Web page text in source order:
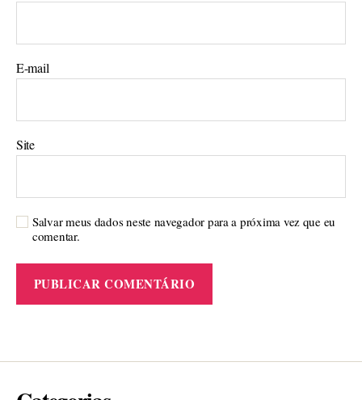
E-mail
Site
Salvar meus dados neste navegador para a próxima vez que eu
comentar.